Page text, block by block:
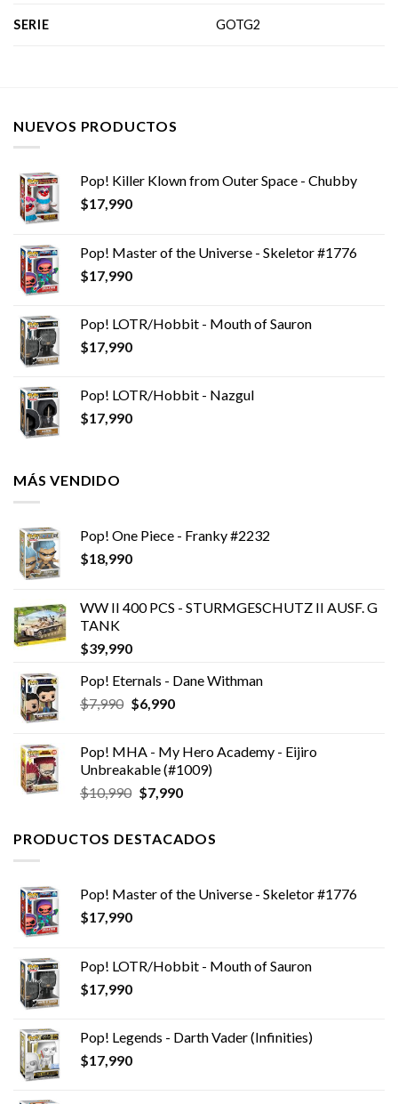
SERIE GOTG2
NUEVOS PRODUCTOS
Pop! Killer Klown from Outer Space - Chubby
$17,990
Pop! Master of the Universe - Skeletor #1776
$17,990
Pop! LOTR/Hobbit - Mouth of Sauron
$17,990
Pop! LOTR/Hobbit - Nazgul
$17,990
MÁS VENDIDO
Pop! One Piece - Franky #2232
$18,990
WW II 400 PCS - STURMGESCHUTZ II AUSF. G
TANK
$39,990
Pop! Eternals - Dane Withman
$7,990 El
era:
$7,990.
$6,990El
es:
$6,990.
Pop! MHA - My Hero Academy - Eijiro
Unbreakable (#1009)
$10,990 El
era:
$7,990El
es:
PRODUCTOS DESTACADOS
Pop! Master of the Universe - Skeletor #1776
$17,990
Pop! LOTR/Hobbit - Mouth of Sauron
$17,990
Pop! Legends - Darth Vader (Infinities)
$17,990